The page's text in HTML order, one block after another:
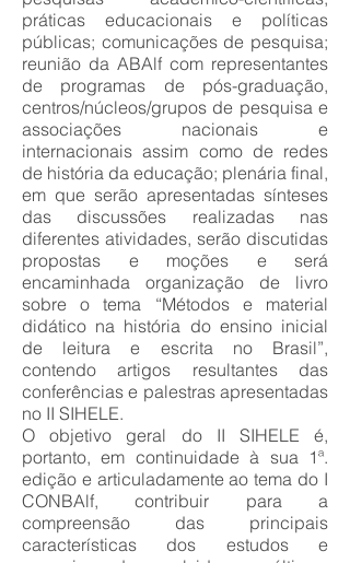
práticas educacionais e políticas
públicas; comunicações de pesquisa;
reunião da ABAlf com representantes
de programas de pós-graduação,
centros/núcleos/grupos de pesquisa e
associações nacionais e
internacionais assim como de redes
de história da educação; plenária final,
em que serão apresentadas sínteses
das discussões realizadas nas
diferentes atividades, serão discutidas
propostas e moções e será
encaminhada organização de livro
sobre o tema “Métodos e material
didático na história do ensino inicial
de leitura e escrita no Brasil”,
contendo artigos resultantes das
conferências e palestras apresentadas
no II SIHELE.
O objetivo geral do II SIHELE é,
portanto, em continuidade à sua 1ª.
edição e articuladamente ao tema do I
CONBAlf, contribuir para a
compreensão das principais
características dos estudos e